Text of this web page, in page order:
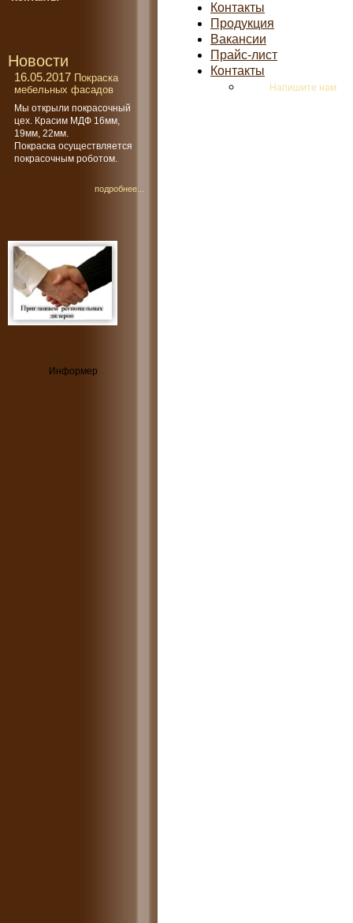
Новости
16.05.2017 Покраска
мебельных фасадов
Мы открыли покрасочный
цех. Красим МДФ 16мм,
19мм, 22мм.
Покраска осуществляется
покрасочным роботом.
подробнее...
Информер
Контакты
Продукция
Вакансии
Прайс-лист
Контакты
Напишите нам